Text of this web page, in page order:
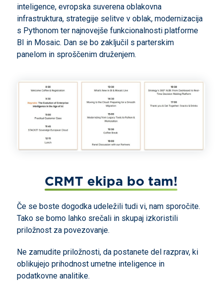
inteligence, evropska suverena oblakovna
infrastruktura, strategije selitve v oblak, modernizacija
s Pythonom ter najnovejše funkcionalnosti platforme
BI in Mosaic. Dan se bo zaključil s parterskim
panelom in sproščenim druženjem.
CRMT ekipa bo tam!
Če se boste dogodka udeležili tudi vi, nam sporočite.
Tako se bomo lahko srečali in skupaj izkoristili
priložnost za povezovanje.
Ne zamudite priložnosti, da postanete del razprav, ki
oblikujejo prihodnost umetne inteligence in
podatkovne analitike.